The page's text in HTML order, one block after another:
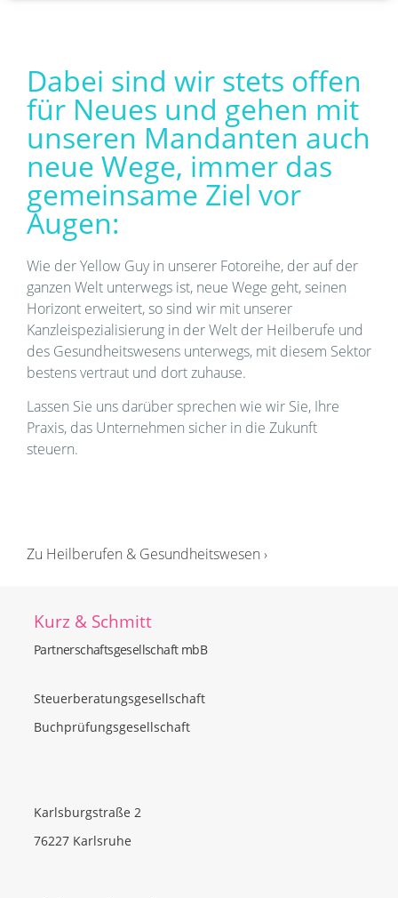
Dabei sind wir stets offen
für Neues und gehen mit
unseren Mandanten auch
neue Wege, immer das
gemeinsame Ziel vor
Augen:
Wie der Yellow Guy in unserer Fotoreihe, der auf der
ganzen Welt unterwegs ist, neue Wege geht, seinen
Horizont erweitert, so sind wir mit unserer
Kanzleispezialisierung in der Welt der Heilberufe und
des Gesundheitswesens unterwegs, mit diesem Sektor
bestens vertraut und dort zuhause.
Lassen Sie uns darüber sprechen wie wir Sie, Ihre
Praxis, das Unternehmen sicher in die Zukunft
steuern.
Zu Heilberufen & Gesundheitswesen ›
Kurz & Schmitt
Partnerschaftsgesellschaft mbB
Steuerberatungsgesellschaft
Buchprüfungsgesellschaft
Karlsburgstraße 2
76227 Karlsruhe